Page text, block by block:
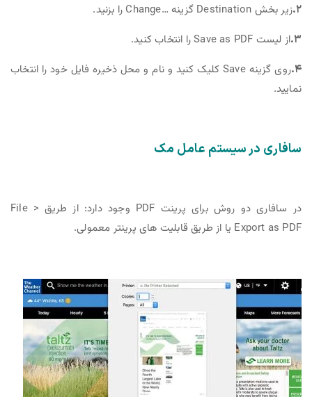
۲. زیر بخش Destination گزینه …Change را بزنید.
۳. از لیست Save as PDF را انتخاب کنید.
۴.
روی گزینه Save کلیک کنید و نام و محل ذخیره فایل خود را انتخاب
نمایید.
سافاری در سیستم عامل مک
در سافاری دو روش برای پرینت PDF وجود دارد: از طریق File >
Export as PDF یا از طریق قابلیت های پرینتر معمولی.